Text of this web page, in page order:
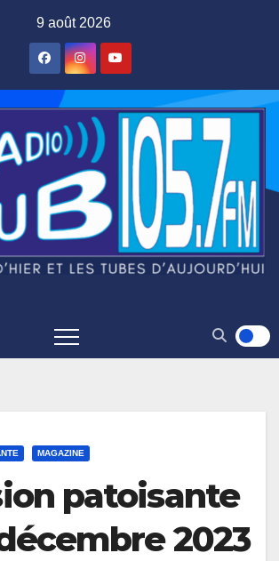
9 août 2026
MAGAZINE
patoisante
2023